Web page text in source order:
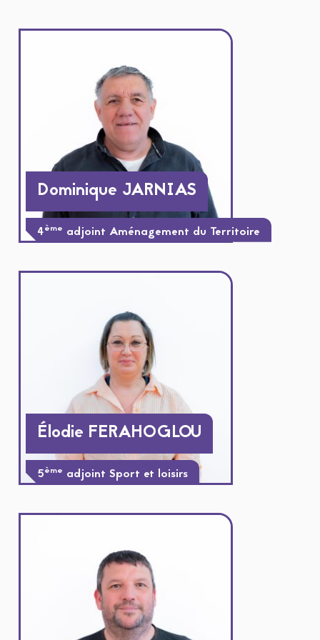
Dominique JARNIAS
4ème adjoint Aménagement du Territoire
Élodie FERAHOGLOU
5ème adjoint Sport et loisirs